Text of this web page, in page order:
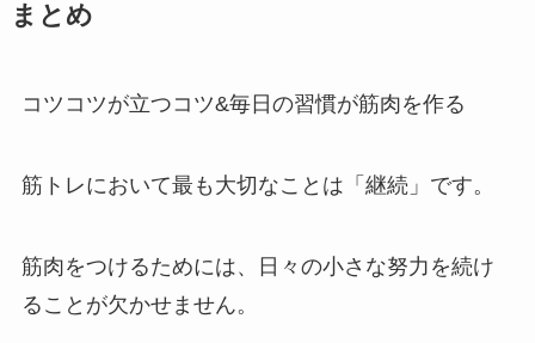
まとめ
コツコツが立つコツ&毎日の習慣が筋肉を作る
筋トレにおいて最も大切なことは「継続」です。
筋肉をつけるためには、日々の小さな努力を続け
ることが欠かせません。